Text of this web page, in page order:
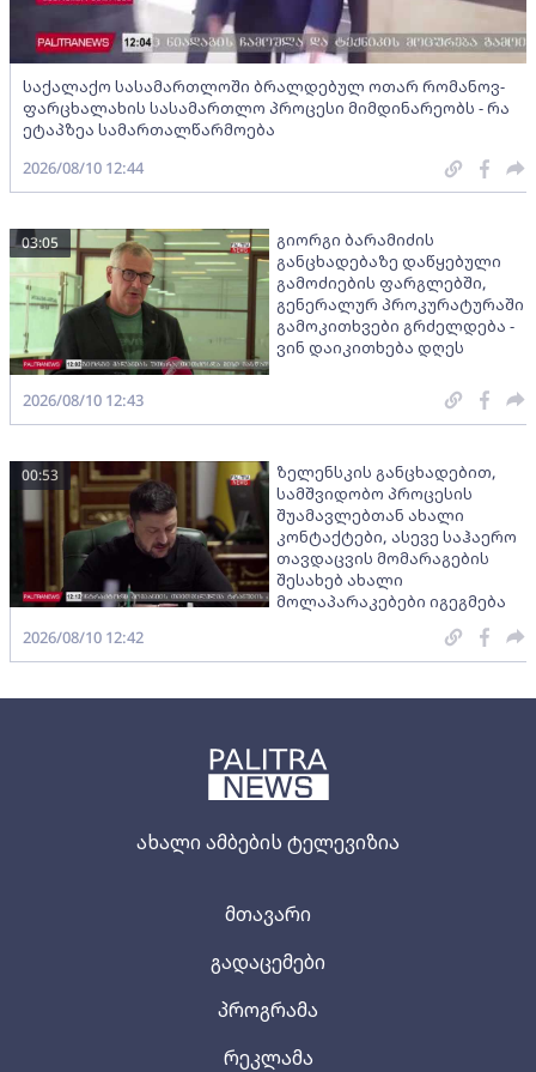
ახალი ამბების ტელევიზია
მთავარი
გადაცემები
პროგრამა
რეკლამა
საქალაქო სასამართლოში ბრალდებულ ოთარ რომანოვ-
ფარცხალახის სასამართლო პროცესი მიმდინარეობს - რა
ეტაპზეა სამართალწარმოება
2026/08/10 12:44
გიორგი ბარამიძის
განცხადებაზე დაწყებული
გამოძიების ფარგლებში,
გენერალურ პროკურატურაში
გამოკითხვები გრძელდება -
ვინ დაიკითხება დღეს
03:05
2026/08/10 12:43
ზელენსკის განცხადებით,
სამშვიდობო პროცესის
შუამავლებთან ახალი
კონტაქტები, ასევე საჰაერო
თავდაცვის მომარაგების
შესახებ ახალი
მოლაპარაკებები იგეგმება
00:53
2026/08/10 12:42